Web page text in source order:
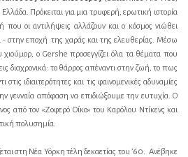
Πρόκειται για μια τρυφερή, ερωτική ιστορία
που οι αντιλήψεις αλλάζουν και ο κόσμος νιώθει
στην εποχή της χαράς και της ελευθερίας. Μέσω
χιούμορ, ο Gershe προσεγγίζει όλα τα θέματα που
διαχρονικά: το θάρρος απέναντι στην ζωή, το πως
στις ιδιαιτερότητες και τις φαινομενικές αδυναμίες
γενναία απόφαση να επιδιώξουμε την ευτυχία. Ο
από τον «Ζοφερό Οίκο» του Καρόλου Ντίκενς και
πολυσημία.
στη Νέα Υόρκη τέλη δεκαετίας του ’60. Ανέβηκε